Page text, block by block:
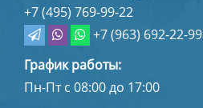
+7 (495) 769-99-22
+7 (963) 692-22-99
График работы:
Пн-Пт с 08:00 до 17:00